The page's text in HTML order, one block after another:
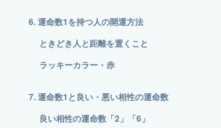
6. 運命数1を持つ人の開運方法
ときどき人と距離を置くこと
ラッキーカラー・赤
7. 運命数1と良い・悪い相性の運命数
良い相性の運命数「2」「6」